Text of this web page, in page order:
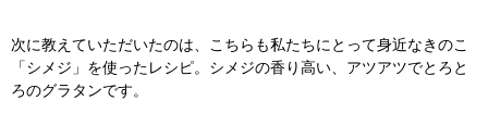
次に教えていただいたのは、こちらも私たちにとって身近なきのこ
「シメジ」を使ったレシピ。シメジの香り高い、アツアツでとろと
ろのグラタンです。